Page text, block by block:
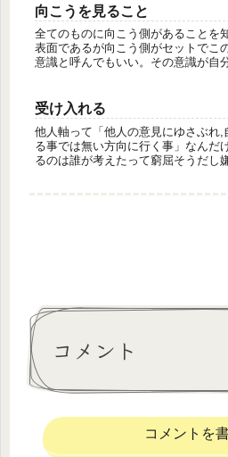
向こうを見ること
全てのものに向こう側があることを
表面であるが向こう側がセットでこ
意識と呼んでもいい。その意識が自
受け入れる
他人軸って「他人の意見にゆさぶれ
る事では無い方向に行く事」なんだ
るのは誰が考えたって窮屈そうだし
コメント
コメントを